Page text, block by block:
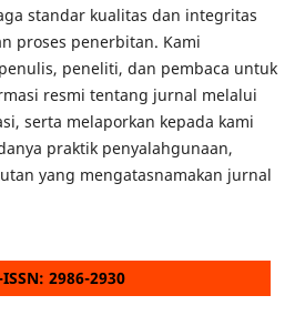
standar kualitas dan integritas
proses penerbitan. Kami
peneliti, dan pembaca untuk
resmi tentang jurnal melalui
serta melaporkan kepada kami
praktik penyalahgunaan,
yang mengatasnamakan jurnal
2986-2930